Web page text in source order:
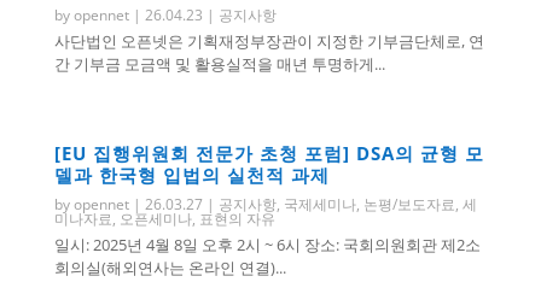
byopennet| 26.04.23 | 공지사항
사단법인 오픈넷은 기획재정부장관이 지정한 기부금단체로, 연
간 기부금 모금액 및 활용실적을 매년 투명하게...
[EU 집행위원회 전문가 초청 포럼] DSA의 균형 모
델과 한국형 입법의 실천적 과제
byopennet| 26.03.27| 공지사항, 국제세미나, 논평/보도자료, 세
미나자료, 오픈세미나, 표현의 자유
일시: 2025년 4월 8일 오후 2시 ~ 6시 장소: 국회의원회관 제2소
회의실(해외연사는 온라인 연결)...